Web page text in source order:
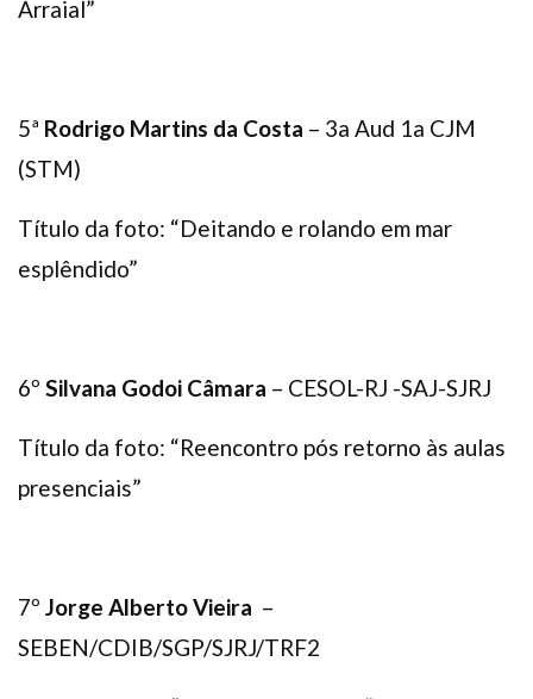
Arraial”
5ª Rodrigo Martins da Costa – 3a Aud 1a CJM
(STM)
Título da foto: “Deitando e rolando em mar
esplêndido”
6º Silvana Godoi Câmara – CESOL-RJ -SAJ-SJRJ
Título da foto: “Reencontro pós retorno às aulas
presenciais”
7º Jorge Alberto Vieira –
SEBEN/CDIB/SGP/SJRJ/TRF2